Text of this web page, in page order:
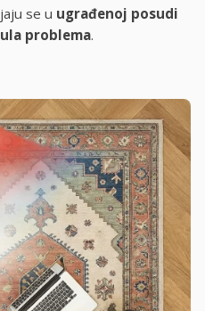
se u ugrađenoj posudi
problema.